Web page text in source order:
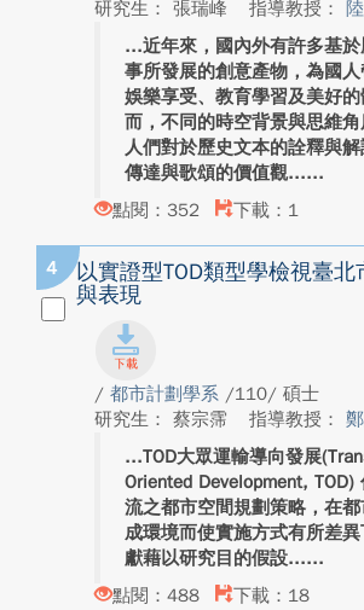
研究生： 張瑞峰 指導教授：
近年來，國內外有許多基
事所發展的創意產物，為國
娛樂享受、教育學習及美好
而，不同的時空背景與思維
人們對於歷史文本的詮釋與
傳達與歌頌的價值觀...
點閱：352
下載：1
4
以實證型TOD類型學檢視臺北
與表現
/ 都市計劃學系 /110/ 碩士
研究生： 蔡宗霈
指導教授：
TOD大眾運輸導向發展
Oriented Development, TOD)
流之都市空間規劃策略，在
成環境而使實施方式有所差
獻藉以研究目的假設...
點閱：488
下載：18